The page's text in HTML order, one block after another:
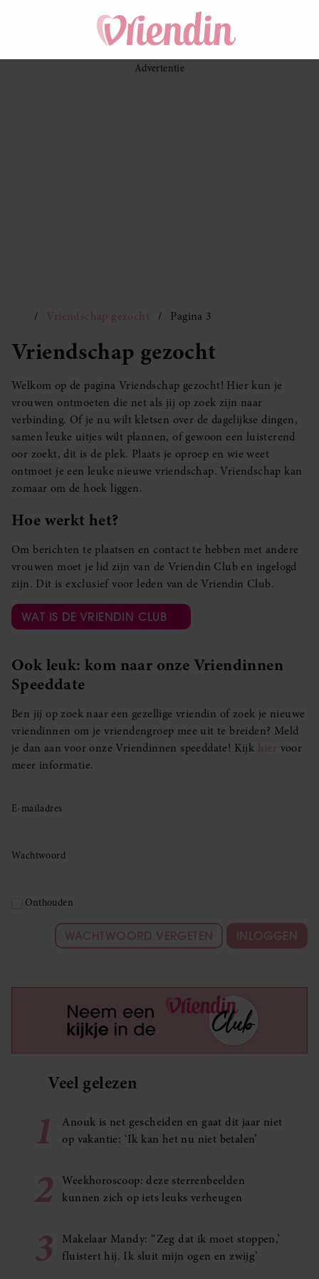
Vriendschap gezocht Pagina 3
Vriendschap gezocht
Welkom op de pagina Vriendschap gezocht! Hier kun je
vrouwen ontmoeten die net als jij op zoek zijn naar
verbinding. Of je nu wilt kletsen over de dagelijkse dingen,
samen leuke uitjes wilt plannen, of gewoon een luisterend
oor zoekt, dit is de plek. Plaats je oproep en wie weet
ontmoet je een leuke nieuwe vriendschap. Vriendschap kan
zomaar om de hoek liggen.
Hoe werkt het?
Om berichten te plaatsen en contact te hebben met andere
vrouwen moet je lid zijn van de Vriendin Club en ingelogd
zijn. Dit is exclusief voor leden van de Vriendin Club.
WAT IS DE VRIENDIN CLUB
Ook leuk: kom naar onze Vriendinnen
Speeddate
Ben jij op zoek naar een gezellige vriendin of zoek je nieuwe
vriendinnen om je vriendengroep mee uit te breiden? Meld
je dan aan voor onze Vriendinnen speeddate! Kijk hier voor
meer informatie.
E-mailadres
Wachtwoord
Onthouden
WACHTWOORD VERGETEN INLOGGEN
Veel gelezen
1
Anouk is net gescheiden en gaat dit jaar niet
op vakantie: ‘Ik kan het nu niet betalen’
2
Weekhoroscoop: deze sterrenbeelden
kunnen zich op iets leuks verheugen
3
Makelaar Mandy: ‘‘Zeg dat ik moet stoppen,’
fluistert hij. Ik sluit mijn ogen en zwijg’